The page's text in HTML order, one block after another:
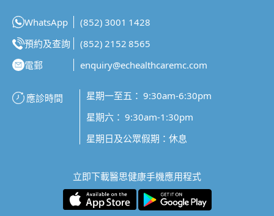
WhatsApp
(852) 3001 1428
預約及查詢
(852) 2152 8565
電郵
enquiry@echealthcaremc.com
應診時間
星期一至五： 9:30am-6:30pm
星期六： 9:30am-1:30pm
星期日及公眾假期：休息
立即下載醫思健康手機應用程式